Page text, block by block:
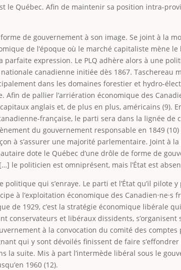
le Québec. Afin de maintenir sa position intra-
de gouvernement à son image. Se joint à la
de l’époque où le marché capitaliste mène le
parfaite expression. Le PLQ adhère alors à une
canadienne initiée dès 1867. Taschereau
dans les domaines forestier et hydro-
de pallier l’arriération économique des
anglais et, de plus en plus, américains (9).
française, le parti sera dans la lignée de
du gouvernement responsable en 1849
à s’assurer une majorité parlementaire. Joint à
dote le Québec d’une drôle de forme de
le politicien est omniprésent, mais l’État est
politique qui s’enraye. Le parti et l’État qu’il pilote
à l’exploitation économique des Canadien·ne·s
de 1929, c’est la stratégie économique libérale
conservateurs et libéraux dissidents, s’organisent
à la convocation du comité des
qui y sont dévoilés finissent de faire
la suite. Mis à part l’intermède libéral sous le
1960 (12).